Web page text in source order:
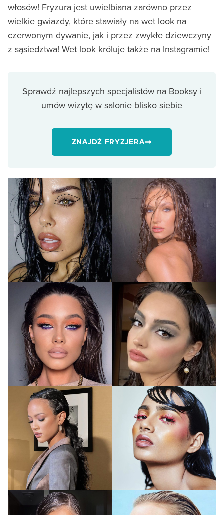
włosów! Fryzura jest uwielbiana zarówno przez
wielkie gwiazdy, które stawiały na wet look na
czerwonym dywanie, jak i przez zwykłe dziewczyny
z sąsiedztwa! Wet look króluje także na Instagramie!
Sprawdź najlepszych specjalistów na Booksy i
umów wizytę w salonie blisko siebie
ZNAJDŹ FRYZJERA